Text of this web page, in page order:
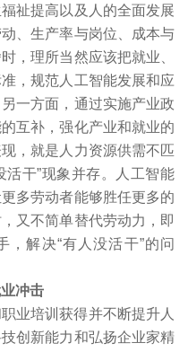
祉提高以及人的全面发展
、生产率与岗位、成本与
，理所当然应该把就业、
，规范人工智能发展和应
一方面，通过实施产业政
互补，强化产业和就业的
，就是人力资源供需不匹
活干”现象并存。人工智能
多劳动者能够胜任更多的
又不简单替代劳动力，即
，解决“有人没活干”的问
冲击
业培训获得并不断提升人
创新能力和弘扬企业家精